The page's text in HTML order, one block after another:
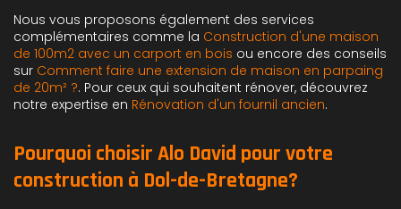
Nous vous proposons également des services
complémentaires comme la Construction d'une maison
de 100m2 avec un carport en bois ou encore des conseils
sur Comment faire une extension de maison en parpaing
de 20m² ?. Pour ceux qui souhaitent rénover, découvrez
notre expertise en Rénovation d'un fournil ancien.
Pourquoi choisir Alo David pour votre
construction à Dol-de-Bretagne?